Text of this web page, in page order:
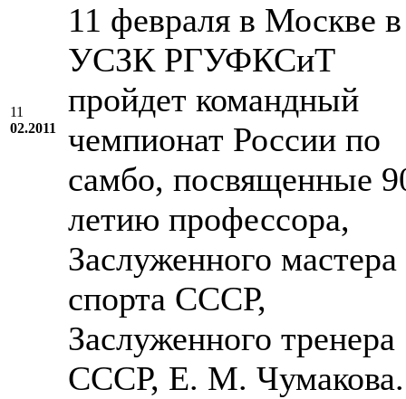
11
02.2011
11 февраля в Москве в
УСЗК РГУФКСиТ
пройдет командный
чемпионат России по
самбо, посвященные
летию профессора,
Заслуженного мастера
спорта СССР,
Заслуженного тренера
СССР, Е. М. Чумакова.